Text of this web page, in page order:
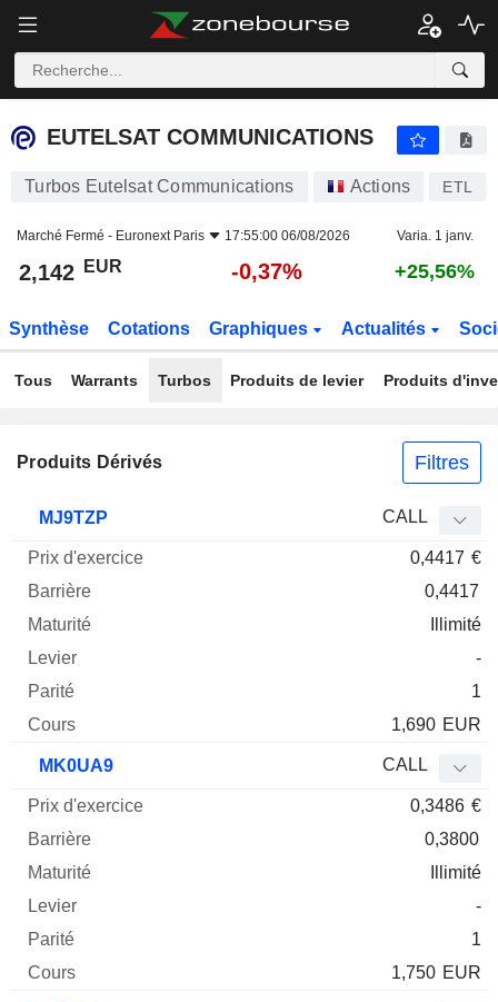
EUTELSAT COMMUNICATIONS
EUTELSAT COMMUNICATIONS
Turbos Eutelsat Communications Actions ETL
Marché Fermé - Euronext Paris 17:55:00 06/08/2026 Varia. 1 janv.
2,142 EUR -0,37% +25,56%
Synthèse Cotations Graphiques Actualités
Tous Warrants Turbos Produits de levier Produits
Produits Dérivés Filtres
Mnemo Type
MJ9TZP CALL
0,4417 €
0,4417
Illimité
-
1
1,690 EUR
MK0UA9 CALL
0,3486 €
0,3800
Illimité
-
1
1,750 EUR